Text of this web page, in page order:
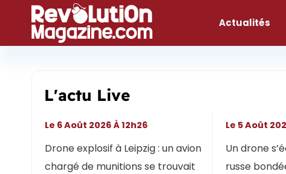
contenu
Actualités
L'actu Live
Drone explosif à Leipzig : un avion
chargé de munitions se trouvait
Le 6 Août 2026 À 12h26
Un drone
russe
Le 5 Août